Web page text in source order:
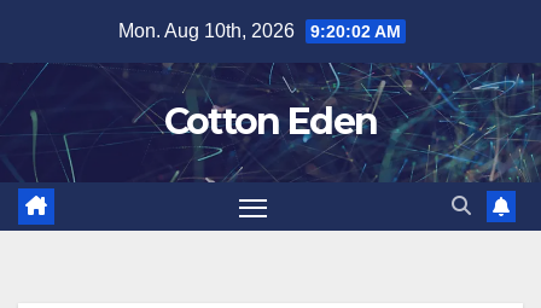
content
Mon. Aug 10th, 2026 9:20:03 AM
Cotton Eden